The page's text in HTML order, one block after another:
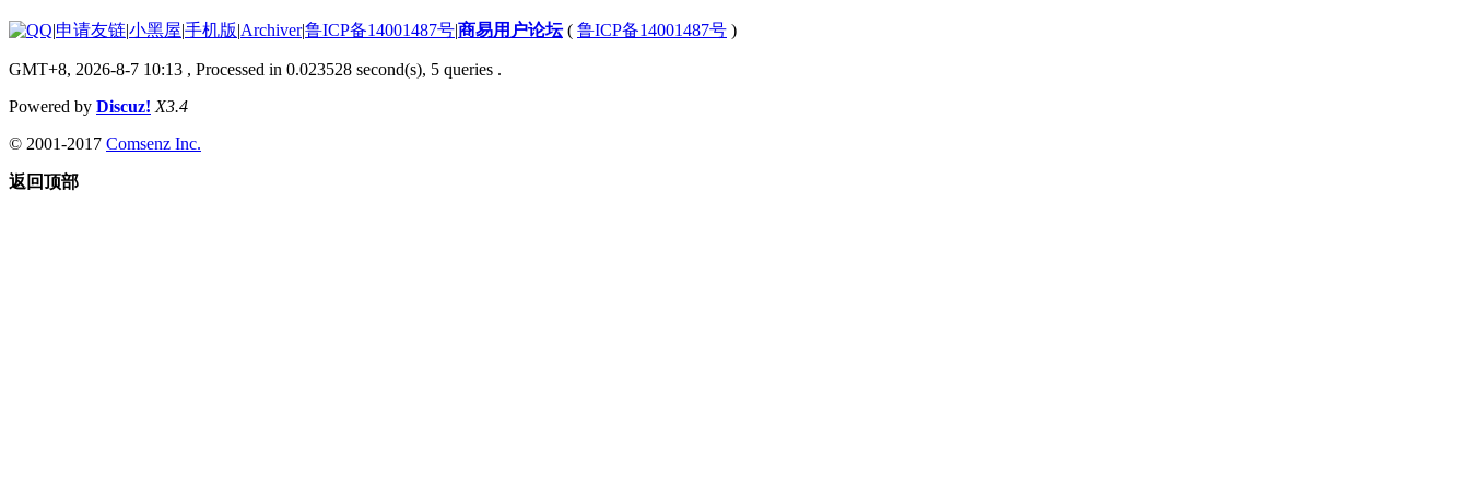
|申请友链|小黑屋|手机版|Archiver|鲁ICP备14001487号|商易用户论坛( 鲁ICP备14001487号 )
GMT+8, 2026-8-7 10:13 , Processed in 0.023528 second(s), 5 queries .
Powered by Discuz! X3.4
© 2001-2017 Comsenz Inc.
返回顶部